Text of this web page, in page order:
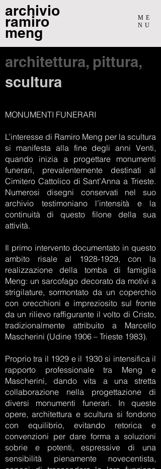
archivio
ramiro
meng
ME
NU
architettura, pittura,
scultura
MONUMENTI FUNERARI
L’interesse di Ramiro Meng per la scultura
si manifesta alla fine degli anni Venti,
quando inizia a progettare monumenti
funerari, prevalentemente destinati al
Cimitero Cattolico di Sant’Anna a Trieste.
Numerosi disegni conservati nel suo
archivio testimoniano l’intensità e la
continuità di questo filone della sua
attività.
Il primo intervento documentato in questo
ambito risale al
1928-1929, con la
realizzazione della tomba di famiglia
Meng: un sarcofago decorato da motivi a
strigilature, sormontato da un coperchio
con orecchioni e impreziosito sul fronte
da un rilievo raffigurante il volto di Cristo,
tradizionalmente attribuito a Marcello
Mascherini (Udine 1906 – Trieste 1983).
Proprio tra il 1929 e il 1930 si intensifica il
rapporto professionale tra Meng e
Mascherini, dando vita a una stretta
collaborazione nella progettazione di
diversi monumenti funerari. In queste
opere, architettura e scultura si fondono
con equilibrio, evitando retorica e
convenzioni per dare forma a soluzioni
sobrie e potenti, espressive di una
sensibilità pienamente novecentista,